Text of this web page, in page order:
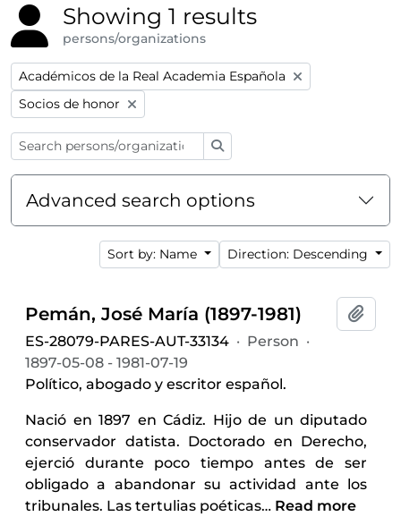
Showing 1 results
persons/organizations
Remove filter:
Académicos de la Real Academia Española
Remove filter:
Socios de honor
Advanced search options
Sort by: Name Direction: Descending
Pemán, José María (1897-1981)
ES-28079-PARES-AUT-33134 · Person ·
1897-05-08 - 1981-07-19
Político, abogado y escritor español.
Nació en 1897 en Cádiz. Hijo de un diputado
conservador datista. Doctorado en Derecho,
ejerció durante poco tiempo antes de ser
obligado a abandonar su actividad ante los
tribunales. Las tertulias poéticas… Read more